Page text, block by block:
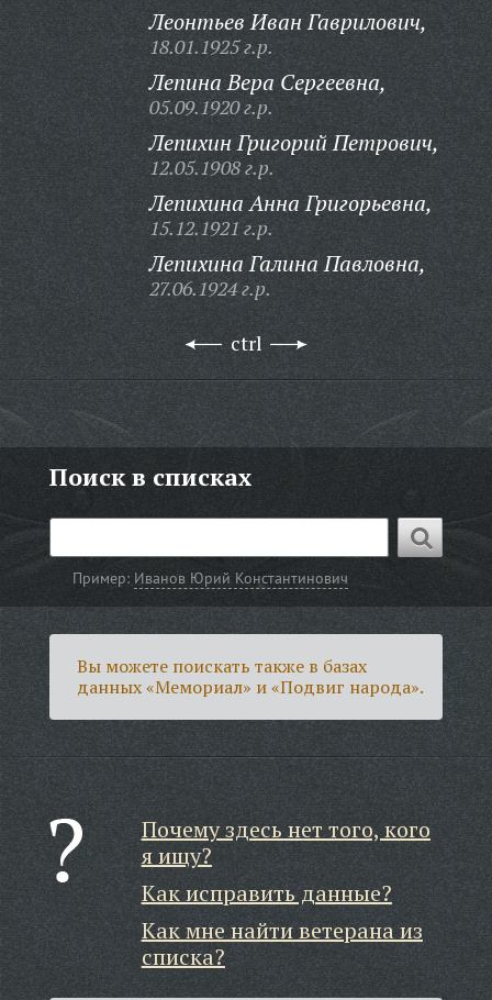
Леонтьев Иван Гаврилович,
18.01.1925 г.р.
Лепина Вера Сергеевна,
05.09.1920 г.р.
Лепихин Григорий Петрович,
12.05.1908 г.р.
Лепихина Анна Григорьевна,
15.12.1921 г.р.
Лепихина Галина Павловна,
27.06.1924 г.р.
ctrl
Поиск в списках
Пример: Иванов Юрий Константинович
Вы можете поискать также в базах
данных «Мемориал» и «Подвиг народа».
Почему здесь нет того, кого
я ищу?
Как исправить данные?
Как мне найти ветерана из
списка?